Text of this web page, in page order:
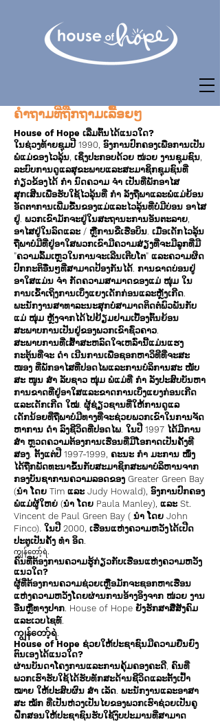
ຄໍາ​ຖາມ​ທີ່​ຖືກ​ຖາມ​ເລື້ອຍໆ
House of Hope ເລີ່ມຕົ້ນໄດ້ແນວໃດ?
ໃນຊ່ວງທ້າຍຊຸມປີ 1990, ອົງການປົກຄອງເພື່ອການເປັນ
ພໍ່ແມ່ຂອງໄວລຸ້ນ, ເຊິ່ງປະກອບດ້ວຍ ໜ່ວຍ ງານຊຸມຊົນ,
ລະບົບການດູແລສຸຂະພາບແລະສະມາຊິກຊຸມຊົນທີ່
ກ່ຽວຂ້ອງໄດ້ ກຳ ນົດຄວາມ ຈຳ ເປັນທີ່ພັກອາໄສ
ສຸກເສີນເພື່ອຮັບໃຊ້ໄວລຸ້ນທີ່ ກຳ ລັງຖືພາແລະພໍ່ແມ່ຍ້ອນ
ອັດຕາການເພີ່ມຂື້ນຂອງແມ່ແລະໄວລຸ້ນທີ່ບໍ່ມີບ່ອນ ອາໄສ
ຢູ່. ພວກເຂົາມັກຈະຢູ່ໃນສະຖານະການອັນຕະລາຍ,
ອາໄສຢູ່ໃນລົດແລະ / ຫຼືການຂີ່ເຮືອບິນ. ເມື່ອເດັກໄວລຸ້ນ
ຖືພາບໍ່ມີທີ່ຢູ່ອາໃສພວກເຂົາມີຄວາມສ່ຽງທີ່ຈະມີລູກທີ່ມີ
"ຄວາມລົ້ມເຫຼວໃນການຈະເລີນເຕີບໂຕ" ແລະຄວາມຜິດ
ປົກກະຕິອື່ນໆທີ່ສາມາດປ້ອງກັນໄດ້. ການຂາດບ່ອນຢູ່
ອາໃສແມ່ນ ຈຳ ກັດຄວາມສາມາດຂອງແມ່ ໜຸ່ມ ໃນ
ການເຂົ້າເຖິງການເບິ່ງແຍງເດັກກ່ອນແລະຫຼັງເກີດ.
ພະນັກງານສາທາລະນະສຸກບໍ່ສາມາດຕິດຕໍ່ພົວພັນກັບ
ແມ່ ໜຸ່ມ ຫຼັງຈາກໄດ້ໄປຢ້ຽມຢາມເບື້ອງຕົ້ນຍ້ອນ
ສະພາບການເປັນຢູ່ຂອງພວກເຂົາຊົ່ວຄາວ.
ສະພາບການທີ່ເສົ້າສະຫລົດໃຈເຫລົ່ານີ້ແມ່ນແຮງ
ກະຕຸ້ນທີ່ຈະ ດຳ ເນີນການເພື່ອຊອກຫາວິທີທີ່ຈະສະ
ໜອງ ທີ່ພັກອາໄສທີ່ປອດໄພແລະການບໍລິການສະ ໜັບ
ສະ ໜູນ ສຳ ລັບຊາວ ໜຸ່ມ ພໍ່ແມ່ທີ່ ກຳ ລັງປະສົບບັນຫາ
ການຂາດທີ່ຢູ່ອາໃສແລະຂາດການເບິ່ງແຍງກ່ອນເກີດ
ແລະເດັກເກີດ ໃໝ່. ຜູ້ຊ່ຽວຊານທີ່ໃຫ້ການດູແລ
ເດັກນ້ອຍທີ່ຖືພາບໍ່ມີທາງທີ່ຈະຊ່ວຍພວກເຂົາໃນການຈັດ
ຫາການ ດຳ ລົງຊີວິດທີ່ປອດໄພ. ໃນປີ 1997 ໄດ້ມີການ
ສຳ ຫຼວດຄວາມຕ້ອງການເຮືອນທີ່ມີໂອກາດເປັນຄັ້ງທີ
ສອງ. ຕັ້ງແຕ່ປີ 1997-1999, ຄະນະ ກຳ ມະການ ໜຶ່ງ
ໄດ້ຖືກພັດທະນາຂຶ້ນກັບສະມາຊິກສະພາບໍລິຫານຈາກ
ກອງບັນຊາການຄວາມລອດຂອງ Greater Green Bay
(ນຳ ໂດຍ Tim ແລະ Judy Howald), ອົງການປົກຄອງ
ພໍ່ແມ່ຜູ້ໃຫຍ່ (ນຳ ໂດຍ Paula Manley), ແລະ St.
Vincent de Paul Green Bay ( ນຳ ໂດຍ John
Finco). ໃນປີ 2000, ເຮືອນແຫ່ງຄວາມຫວັງໄດ້ເປີດ
ປະຕູເປັນຄັ້ງ ທຳ ອິດ.
ကျွန်တော့်ရဲ.
ຄົນທີ່ຕ້ອງການຄວາມຮູ້ກ່ຽວກັບເຮືອນແຫ່ງຄວາມຫວັງ
ແນວໃດ?
ຜູ້ທີ່ຕ້ອງການຄວາມຊ່ວຍເຫຼືອມັກຈະຊອກຫາເຮືອນ
ແຫ່ງຄວາມຫວັງໂດຍຜ່ານການອ້າງອິງຈາກ ໜ່ວຍ ງານ
ອື່ນຫຼືທາງປາກ. House of Hope ຍັງຮັກສາສື່ສັງຄົມ
ແລະເວບໄຊທ໌.
ကျွန်တော့်ရဲ.
House of Hope ຊ່ວຍໃຫ້ປະຊາຊົນມີຄວາມຍືນຍົງ
ຕົນເອງໄດ້ແນວໃດ?
ຜ່ານບັນດາໂຄງການແລະການຄຸ້ມຄອງຄະດີ, ຄົນທີ່
ພວກເຮົາຮັບໃຊ້ໄດ້ຮັບທັກສະດ້ານຊີວິດແລະຕັ້ງເປົ້າ
ໝາຍ ໃຫ້ປະສົບຜົນ ສຳ ເລັດ. ພະນັກງານແລະອາສາ
ສະ ໝັກ ທີ່ເປັນຫ່ວງເປັນໄຍຂອງພວກເຮົາຊ່ວຍເປັນຄູ
ຝຶກສອນໃຫ້ປະຊາຊົນຮັບໃຊ້ງົບປະມານທີ່ສາມາດ